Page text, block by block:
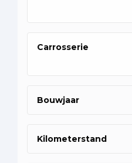
Carrosserie
Bouwjaar
Kilometerstand